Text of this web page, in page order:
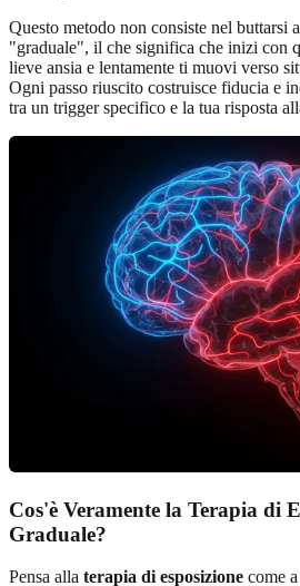
Questo metodo non consiste nel buttarsi
"graduale", il che significa che inizi con
lieve ansia e lentamente ti muovi verso
Ogni passo riuscito costruisce fiducia e
tra un trigger specifico e la tua risposta
Cos'è Veramente la Terapia di
Graduale?
Pensa alla terapia di esposizione come